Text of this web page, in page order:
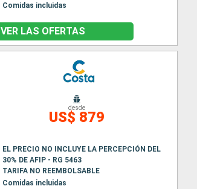
Comidas incluidas
VER LAS OFERTAS
desde
US$ 879
EL PRECIO NO INCLUYE LA PERCEPCIÓN DEL
30% DE AFIP - RG 5463
TARIFA NO REEMBOLSABLE
Comidas incluidas